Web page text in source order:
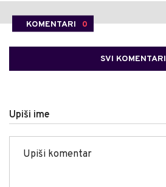
KOMENTARI 0
SVI KOMENTARI
Upiši ime